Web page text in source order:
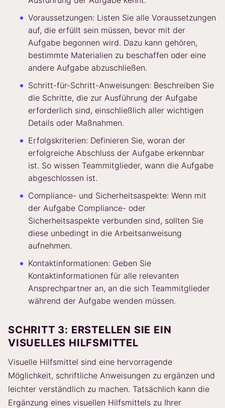
Voraussetzungen: Listen Sie alle Voraussetzungen
auf, die erfüllt sein müssen, bevor mit der
Aufgabe begonnen wird. Dazu kann gehören,
bestimmte Materialien zu beschaffen oder eine
andere Aufgabe abzuschließen.
Schritt-für-Schritt-Anweisungen: Beschreiben Sie
die Schritte, die zur Ausführung der Aufgabe
erforderlich sind, einschließlich aller wichtigen
Details oder Maßnahmen.
Erfolgskriterien: Definieren Sie, woran der
erfolgreiche Abschluss der Aufgabe erkennbar
ist. So wissen Teammitglieder, wann die Aufgabe
abgeschlossen ist.
Compliance- und Sicherheitsaspekte: Wenn mit
der Aufgabe Compliance- oder
Sicherheitsaspekte verbunden sind, sollten Sie
diese unbedingt in die Arbeitsanweisung
aufnehmen.
Kontaktinformationen: Geben Sie
Kontaktinformationen für alle relevanten
Ansprechpartner an, an die sich Teammitglieder
während der Aufgabe wenden müssen.
SCHRITT 3: ERSTELLEN SIE EIN
VISUELLES HILFSMITTEL
Visuelle Hilfsmittel sind eine hervorragende
Möglichkeit, schriftliche Anweisungen zu ergänzen und
leichter verständlich zu machen. Tatsächlich kann die
Ergänzung eines visuellen Hilfsmittels zu Ihrer